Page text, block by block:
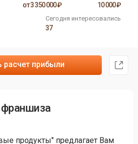
от 3 350 000 ₽ 10 000 ₽
Сегодня интересовались
37
расчет прибыли
франшиза
продукты" предлагает Вам